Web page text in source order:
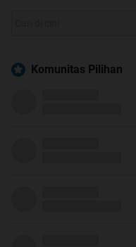
Komunitas Pilihan